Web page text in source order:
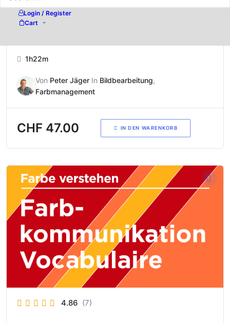
Login / Register
Cart
Adobe Photoshop –
1h22m
Von Peter Jäger In Bildbearbeitung,
Farbmanagement
CHF 47.00 IN DEN WARENKORB
4.86 (7)